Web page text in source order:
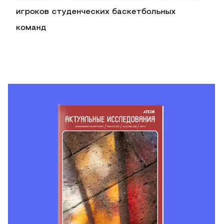
игроков студенческих баскетбольных
команд